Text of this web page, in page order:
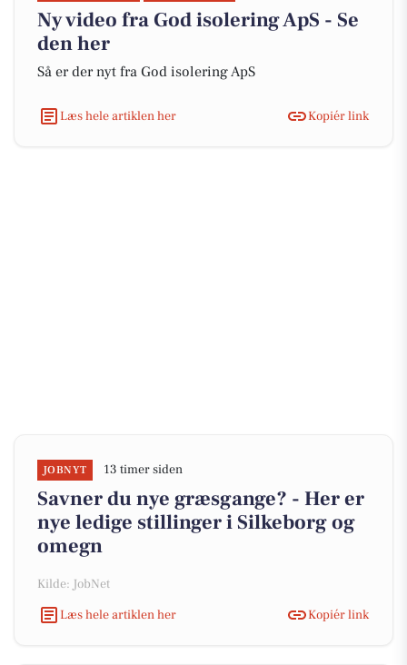
Ny video fra God isolering ApS - Se
den her
Så er der nyt fra God isolering ApS
Læs hele artiklen her Kopiér link
JOBNYT 13 timer siden
Savner du nye græsgange? - Her er
nye ledige stillinger i Silkeborg og
omegn
Kilde: JobNet
Læs hele artiklen her
Kopiér link